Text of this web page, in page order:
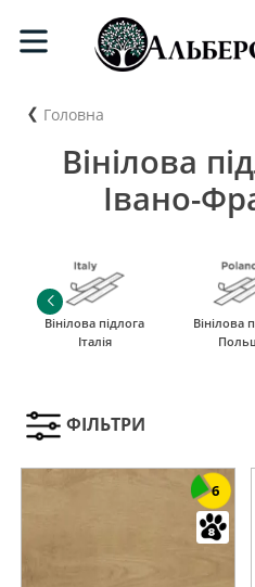
Головна
Вінілова
Івано-
Вінілова підлога
Італія
Вінілова
ФІЛЬТРИ
6